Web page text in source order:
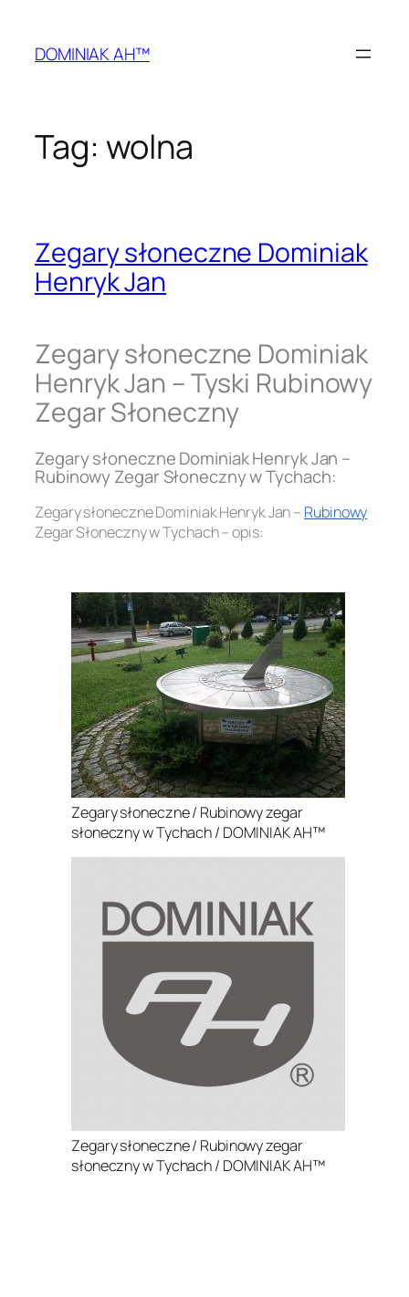
treściDOMINIAK AH™
Tag: wolna
Zegary słoneczne Dominiak
Henryk Jan
Zegary słoneczne Dominiak
Henryk Jan – Tyski Rubinowy
Zegar Słoneczny
Zegary słoneczne Dominiak Henryk Jan –
Rubinowy Zegar Słoneczny w Tychach:
Zegary słoneczne Dominiak Henryk Jan – Rubinowy
Zegar Słoneczny w Tychach – opis:
Zegary słoneczne / Rubinowy zegar
słoneczny w Tychach / DOMINIAK AH™
Zegary słoneczne / Rubinowy zegar
słoneczny w Tychach / DOMINIAK AH™